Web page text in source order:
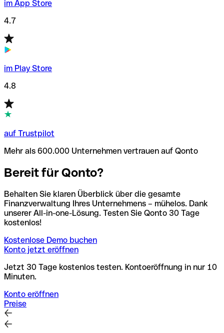
im App Store
4.7
im Play Store
4.8
auf Trustpilot
Mehr als 600.000 Unternehmen vertrauen auf Qonto
Bereit für Qonto?
Behalten Sie klaren Überblick über die gesamte
Finanzverwaltung Ihres Unternehmens – mühelos. Dank
unserer All-in-one-Lösung. Testen Sie Qonto 30 Tage
kostenlos!
Kostenlose Demo buchen
Konto jetzt eröffnen
Jetzt 30 Tage kostenlos testen. Kontoeröffnung in nur 10
Minuten.
Konto eröffnen
Preise